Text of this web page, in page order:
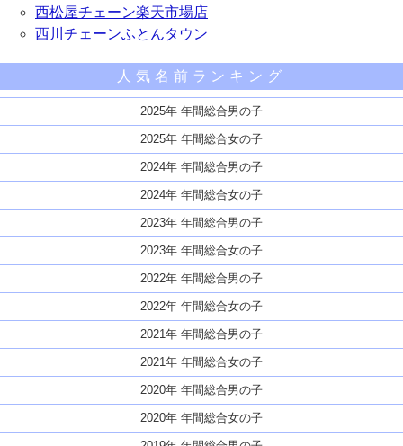
西松屋チェーン楽天市場店
西川チェーンふとんタウン
人気名前ランキング
2025年 年間総合男の子
2025年 年間総合女の子
2024年 年間総合男の子
2024年 年間総合女の子
2023年 年間総合男の子
2023年 年間総合女の子
2022年 年間総合男の子
2022年 年間総合女の子
2021年 年間総合男の子
2021年 年間総合女の子
2020年 年間総合男の子
2020年 年間総合女の子